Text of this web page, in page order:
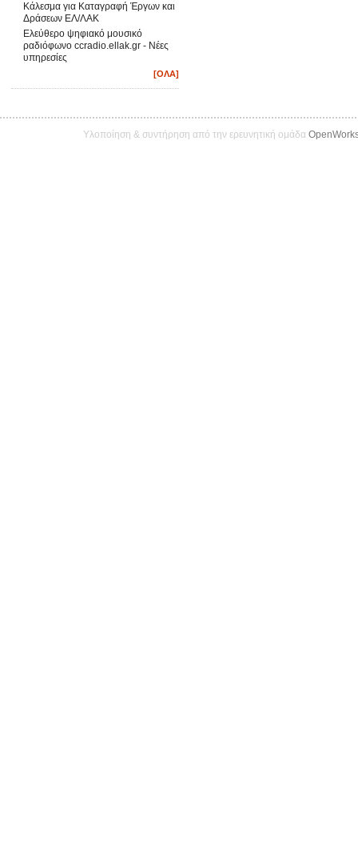
Κάλεσμα για Καταγραφή Έργων και
Δράσεων ΕΛ/ΛΑΚ
Ελεύθερο ψηφιακό μουσικό
ραδιόφωνο ccradio.ellak.gr - Νέες
υπηρεσίες
[ΟΛΑ]
Υλοποίηση & συντήρηση από την ερευνητική ομάδα